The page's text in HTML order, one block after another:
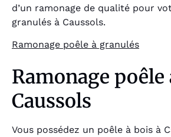
d’un ramonage de qualité pour
granulés à Caussols.
Ramonage poêle à granulés
Ramonage poêle
Caussols
Vous possédez un poêle à bois à